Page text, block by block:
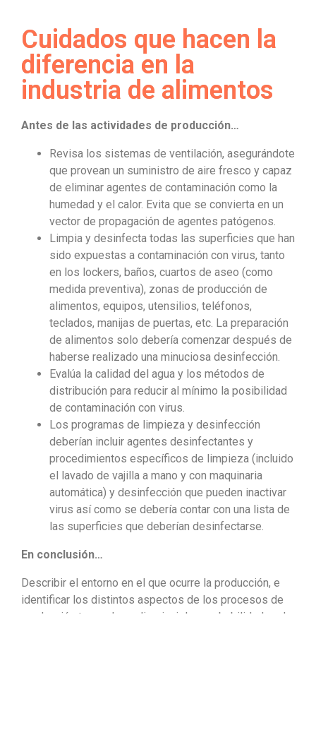
Cuidados que hacen la
diferencia en la
industria de alimentos
Antes de las actividades de producción…
Revisa los sistemas de ventilación, asegurándote
que provean un suministro de aire fresco y capaz
de eliminar agentes de contaminación como la
humedad y el calor. Evita que se convierta en un
vector de propagación de agentes patógenos.
Limpia y desinfecta todas las superficies que han
sido expuestas a contaminación con virus, tanto
en los lockers, baños, cuartos de aseo (como
medida preventiva), zonas de producción de
alimentos, equipos, utensilios, teléfonos,
teclados, manijas de puertas, etc. La preparación
de alimentos solo debería comenzar después de
haberse realizado una minuciosa desinfección.
Evalúa la calidad del agua y los métodos de
distribución para reducir al mínimo la posibilidad
de contaminación con virus.
Los programas de limpieza y desinfección
deberían incluir agentes desinfectantes y
procedimientos específicos de limpieza (incluido
el lavado de vajilla a mano y con maquinaria
automática) y desinfección que pueden inactivar
virus así como se debería contar con una lista de
las superficies que deberían desinfectarse.
En conclusión…
Describir el entorno en el que ocurre la producción, e
identificar los distintos aspectos de los procesos de
producción te ayudan a disminuir las probabilidades de